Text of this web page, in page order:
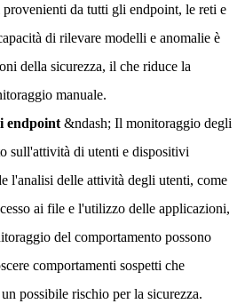
provenienti da tutti gli endpoint, le reti e
di rilevare modelli e anomalie è
della sicurezza, il che riduce la
manuale.
endpoint &ndash; Il monitoraggio degli
sull'attività di utenti e dispositivi
l'analisi delle attività degli utenti, come
ai file e l'utilizzo delle applicazioni,
del comportamento possono
comportamenti sospetti che
possibile rischio per la sicurezza.